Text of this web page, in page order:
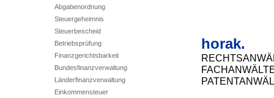
Abgabenordnung
Steuergeheimnis
Steuerbescheid
Betriebsprüfung
Finanzgerichtsbarkeit
Bundesfinanzverwaltung
Länderfinanzverwaltung
Einkommensteuer
horak.